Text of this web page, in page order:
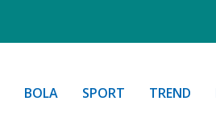
BOLA SPORT TREND